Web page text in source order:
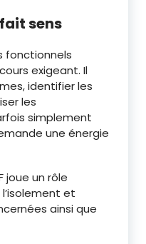
sens
fonctionnels
exigeant. Il
identifier les
les
simplement
une énergie
joue un rôle
et
ainsi que